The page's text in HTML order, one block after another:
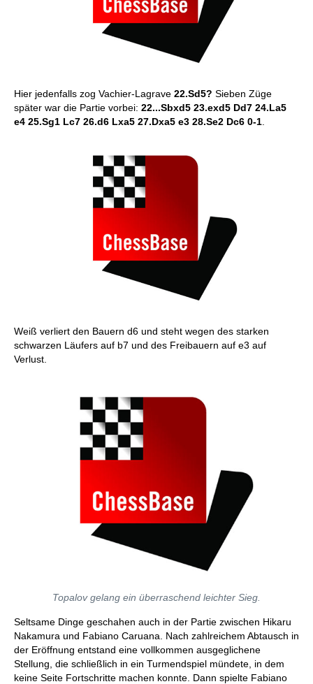
Hier jedenfalls zog Vachier-Lagrave 22.Sd5? Sieben Züge
später war die Partie vorbei: 22...Sbxd5 23.exd5 Dd7 24.La5
e4 25.Sg1 Lc7 26.d6 Lxa5 27.Dxa5 e3 28.Se2 Dc6 0-1
Weiß verliert den Bauern d6 und steht wegen des starken
schwarzen Läufers auf b7 und des Freibauern auf e3 auf
Verlust.
Topalov gelang ein überraschend leichter Sieg.
Seltsame Dinge geschahen auch in der Partie zwischen Hikaru
Nakamura und Fabiano Caruana. Nach zahlreichem Abtausch in
der Eröffnung entstand eine vollkommen ausgeglichene
Stellung, die schließlich in ein Turmendspiel mündete, in dem
keine Seite Fortschritte machen konnte. Dann spielte Fabiano